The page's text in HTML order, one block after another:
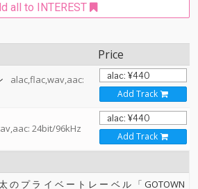
all to INTEREST
Price
alac,flac,wav,aac:
Add Track
24bit/96kHz
Add Track
太のプライベートレーベル「GOTOWN